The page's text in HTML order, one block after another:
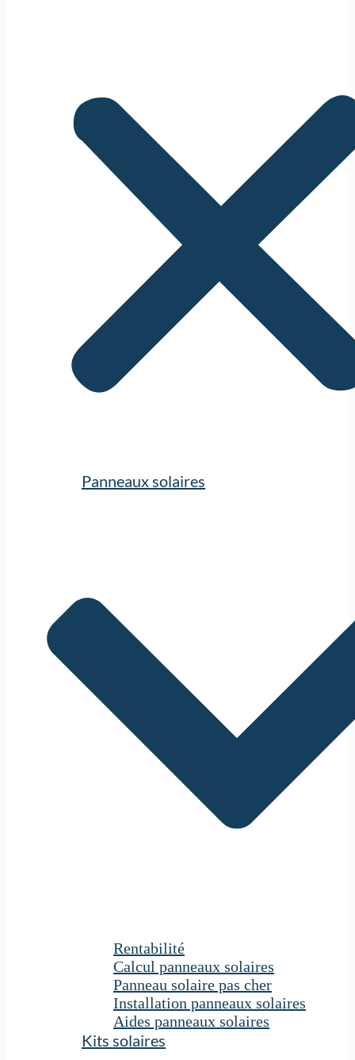
Panneaux solaires
Rentabilité
Calcul panneaux solaires
Panneau solaire pas cher
Installation panneaux solaires
Aides panneaux solaires
Kits solaires